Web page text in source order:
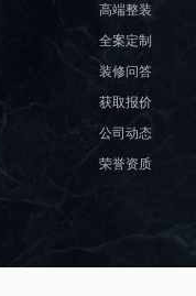
高端整装
全案定制
装修问答
获取报价
公司动态
荣誉资质